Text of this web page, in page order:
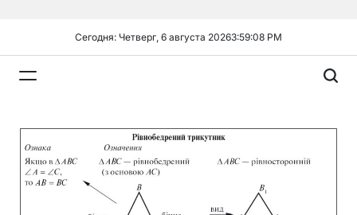
Сегодня: Четверг, 6 августа 20263:59:09 PM